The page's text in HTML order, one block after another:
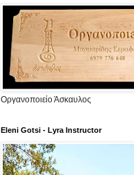
Οργανοποιείο Άσκαυλος
Eleni Gotsi - Lyra Instructor